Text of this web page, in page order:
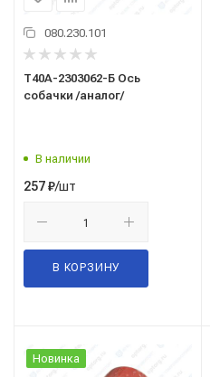
080.230.101
Т40А-2303062-Б Ось
собачки /аналог/
В наличии
257₽/шт
В КОРЗИНУ
Новинка